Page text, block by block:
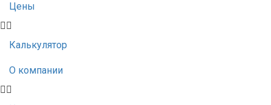
Цены
Калькулятор
О компании